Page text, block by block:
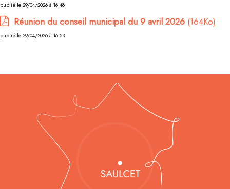
publié le 29/04/2026 à 16:48
Réunion du conseil municipal du 9 avril 2026 (164Ko)
publié le 29/04/2026 à 16:53